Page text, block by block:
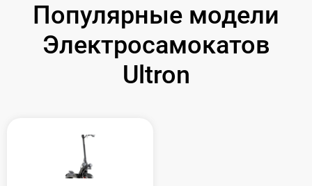
Популярные модели
Электросамокатов
Ultron